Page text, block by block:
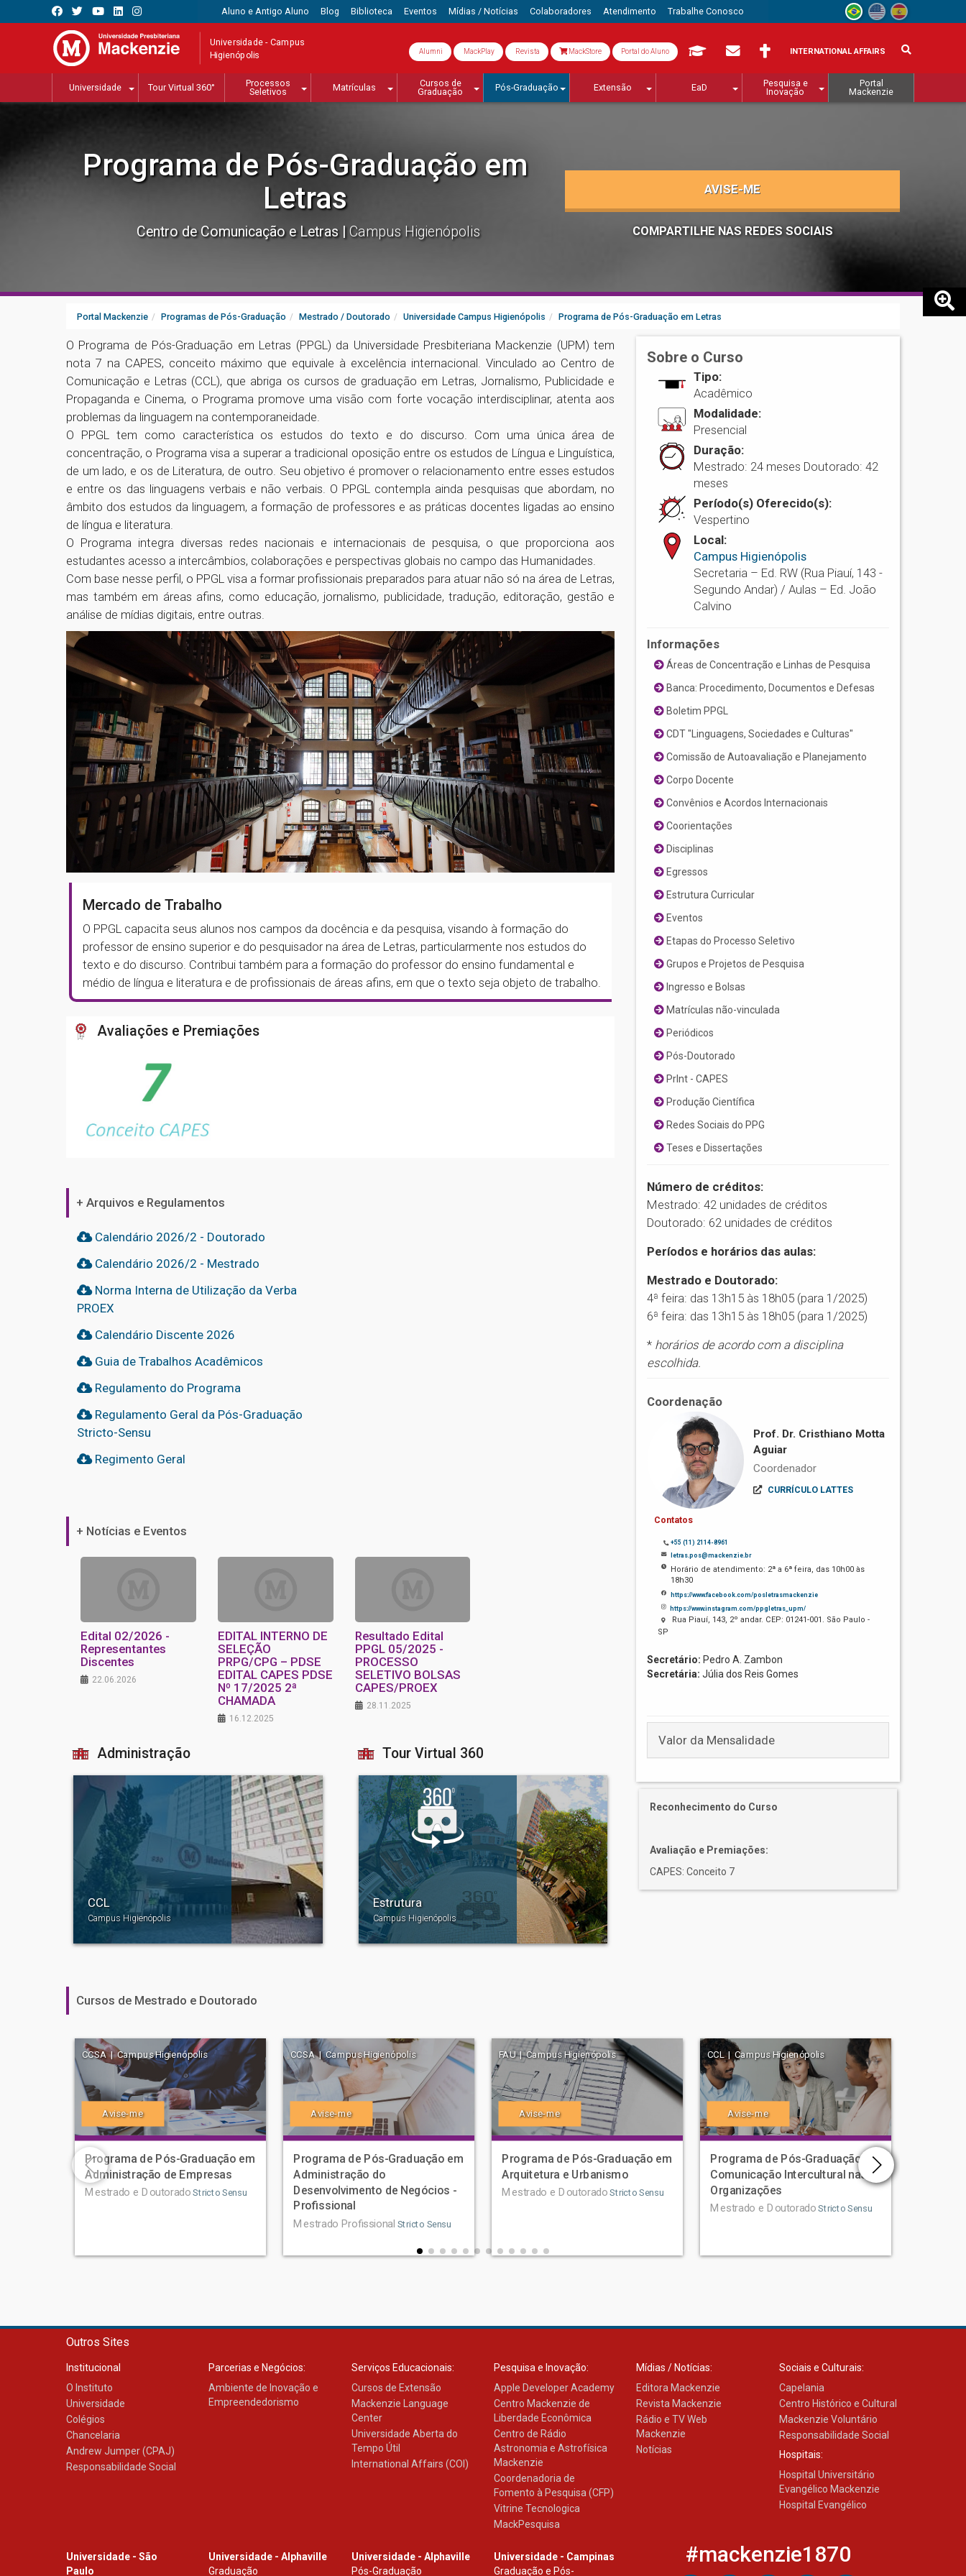
Aluno e Antigo Aluno Blog Biblioteca Eventos Mídias / Notícias Colaboradores Atendimento Trabalhe Conosco
Universidade - Campus
Higienópolis Alumni MackPlay Revista MackStore Portal do Aluno INTERNATIONAL AFFAIRS
Universidade Tour Virtual 360°
Processos
Seletivos
Matrículas
Cursos de
Graduação
Pós-Graduação Extensão EaD
Pesquisa e
Inovação
Portal
Mackenzie
Programa de Pós-Graduação em
Letras
Centro de Comunicação e Letras Campus Higienópolis
AVISE-ME
COMPARTILHE NAS REDES SOCIAIS
Portal Mackenzie Programas de Pós-Graduação Mestrado / Doutorado Universidade Campus Higienópolis Programa de Pós-Graduação em Letras
O Programa de Pós-Graduação em Letras (PPGL) da Universidade Presbiteriana Mackenzie (UPM) tem
nota 7 na CAPES, conceito máximo que equivale à excelência internacional. Vinculado ao Centro de
Comunicação e Letras (CCL), que abriga os cursos de graduação em Letras, Jornalismo, Publicidade e
Propaganda e Cinema, o Programa promove uma visão com forte vocação interdisciplinar, atenta aos
problemas da linguagem na contemporaneidade.
O PPGL tem como característica os estudos do texto e do discurso. Com uma única área de
concentração, o Programa visa a superar a tradicional oposição entre os estudos de Língua e Linguística,
de um lado, e os de Literatura, de outro. Seu objetivo é promover o relacionamento entre esses estudos
e entre os das linguagens verbais e não verbais. O PPGL contempla ainda pesquisas que abordam, no
âmbito dos estudos da linguagem, a formação de professores e as práticas docentes ligadas ao ensino
de língua e literatura.
O Programa integra diversas redes nacionais e internacionais de pesquisa, o que proporciona aos
estudantes acesso a intercâmbios, colaborações e perspectivas globais no campo das Humanidades.
Com base nesse perfil, o PPGL visa a formar profissionais preparados para atuar não só na área de Letras,
mas também em áreas afins, como educação, jornalismo, publicidade, tradução, editoração, gestão e
análise de mídias digitais, entre outras.
Mercado de Trabalho
O PPGL capacita seus alunos nos campos da docência e da pesquisa, visando à formação do
professor de ensino superior e do pesquisador na área de Letras, particularmente nos estudos do
texto e do discurso. Contribui também para a formação do professor do ensino fundamental e
médio de língua e literatura e de profissionais de áreas afins, em que o texto seja objeto de trabalho.
Avaliações e Premiações
+ Arquivos e Regulamentos
Calendário 2026/2 - Doutorado
Calendário 2026/2 - Mestrado
Norma Interna de Utilização da Verba
PROEX
Calendário Discente 2026
Guia de Trabalhos Acadêmicos
Regulamento do Programa
Regulamento Geral da Pós-Graduação
Stricto-Sensu
Regimento Geral
+ Notícias e Eventos
Edital 02/2026 -
Representantes
Discentes
22.06.2026
EDITAL INTERNO DE
SELEÇÃO
PRPG/CPG – PDSE
EDITAL CAPES PDSE
Nº 17/2025 2ª
CHAMADA
16.12.2025
Resultado Edital
PPGL 05/2025 -
PROCESSO
SELETIVO BOLSAS
CAPES/PROEX
28.11.2025
Administração
CCL
Campus Higienópolis
Tour Virtual 360
Estrutura
Campus Higienópolis
Sobre o Curso
Tipo:
Acadêmico
Modalidade:
Presencial
Duração:
Mestrado: 24 meses Doutorado: 42
meses
Período(s) Oferecido(s):
Vespertino
Local:
Campus Higienópolis
Secretaria – Ed. RW (Rua Piauí, 143 -
Segundo Andar) / Aulas – Ed. João
Calvino
Informações
Áreas de Concentração e Linhas de Pesquisa
Banca: Procedimento, Documentos e Defesas
Boletim PPGL
CDT "Linguagens, Sociedades e Culturas"
Comissão de Autoavaliação e Planejamento
Corpo Docente
Convênios e Acordos Internacionais
Coorientações
Disciplinas
Egressos
Estrutura Curricular
Eventos
Etapas do Processo Seletivo
Grupos e Projetos de Pesquisa
Ingresso e Bolsas
Matrículas não-vinculada
Periódicos
Pós-Doutorado
PrInt - CAPES
Produção Científica
Redes Sociais do PPG
Teses e Dissertações
Número de créditos:
Mestrado: 42 unidades de créditos
Doutorado: 62 unidades de créditos
Períodos e horários das aulas:
Mestrado e Doutorado:
4ª feira: das 13h15 às 18h05 (para 1/2025)
6ª feira: das 13h15 às 18h05 (para 1/2025)
* horários de acordo com a disciplina
escolhida.
Coordenação
Prof. Dr. Cristhiano Motta
Aguiar
Coordenador
CURRÍCULO LATTES
Contatos
+55 (11) 2114-8961
letras.pos@mackenzie.br
Horário de atendimento: 2ª a 6ª feira, das 10h00 às
18h30
https://www.facebook.com/posletrasmackenzie
https://www.instagram.com/ppgletras_upm/
Rua Piauí, 143, 2º andar. CEP: 01241-001. São Paulo -
SP
Secretário: Pedro A. Zambon
Secretária: Júlia dos Reis Gomes
Valor da Mensalidade
Reconhecimento do Curso
Avaliação e Premiações:
CAPES: Conceito 7
Cursos de Mestrado e Doutorado
CCSA | Campus Higienópolis
Avise-me
Programa de Pós-Graduação em
Administração de Empresas
Mestrado e Doutorado Stricto Sensu
CCSA | Campus Higienópolis
Avise-me
Programa de Pós-Graduação em
Administração do
Desenvolvimento de Negócios -
Profissional
Mestrado Profissional Stricto Sensu
FAU | Campus Higienópolis
Avise-me
Programa de Pós-Graduação em
Arquitetura e Urbanismo
Mestrado e Doutorado Stricto Sensu
CCL | Campus Higienópolis
Avise-me
Programa de Pós-Graduação em
Comunicação Intercultural nas
Organizações
Mestrado e Doutorado Stricto Sensu
Outros Sites
Institucional
O Instituto
Universidade
Colégios
Chancelaria
Andrew Jumper (CPAJ)
Responsabilidade Social
Parcerias e Negócios:
Ambiente de Inovação e
Empreendedorismo
Serviços Educacionais:
Cursos de Extensão
Mackenzie Language
Center
Universidade Aberta do
Tempo Útil
International Affairs (COI)
Pesquisa e Inovação:
Apple Developer Academy
Centro Mackenzie de
Liberdade Econômica
Centro de Rádio
Astronomia e Astrofísica
Mackenzie
Coordenadoria de
Fomento à Pesquisa (CFP)
Vitrine Tecnologica
MackPesquisa
Mídias / Notícias:
Editora Mackenzie
Revista Mackenzie
Rádio e TV Web
Mackenzie
Notícias
Sociais e Culturais:
Capelania
Centro Histórico e Cultural
Mackenzie Voluntário
Responsabilidade Social
Hospitais:
Hospital Universitário
Evangélico Mackenzie
Hospital Evangélico
Universidade - São
Paulo
Universidade - Alphaville
Graduação
Universidade - Alphaville
Pós-Graduação
Universidade - Campinas
Graduação e Pós-
#mackenzie1870